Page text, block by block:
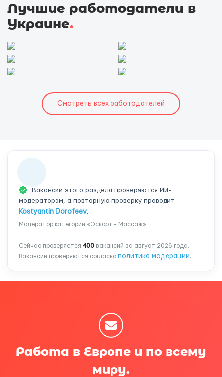
Лучшие работодатели в
Украине.
Смотреть всех работодателей
Вакансии этого раздела проверяются ИИ-
модератором, а повторную проверку проводит
Kostyantin Dorofeev.
Модератор категории «Эскорт - Массаж»
Сейчас проверяется 400 вакансий за август 2026 года.
Вакансии проверяются согласно политике модерации.
Работа в Европе и по всему
миру.